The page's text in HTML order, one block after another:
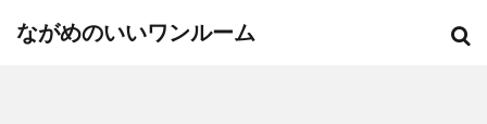
ながめのいいワンルーム